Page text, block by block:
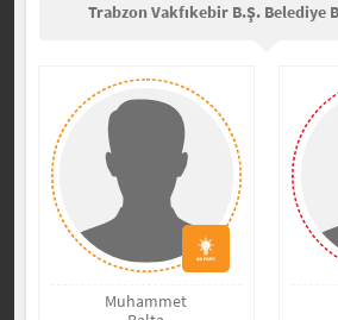
Trabzon Vakfıkebir B.Ş. Belediye
Muhammet